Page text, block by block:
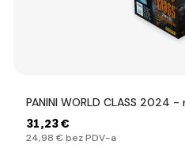
PANINI WORLD CLASS 2024
31,23 €
24,98 € bez PDV-a